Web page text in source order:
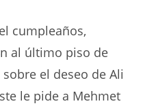
cumpleaños,
al último piso de
el deseo de Ali
le pide a Mehmet